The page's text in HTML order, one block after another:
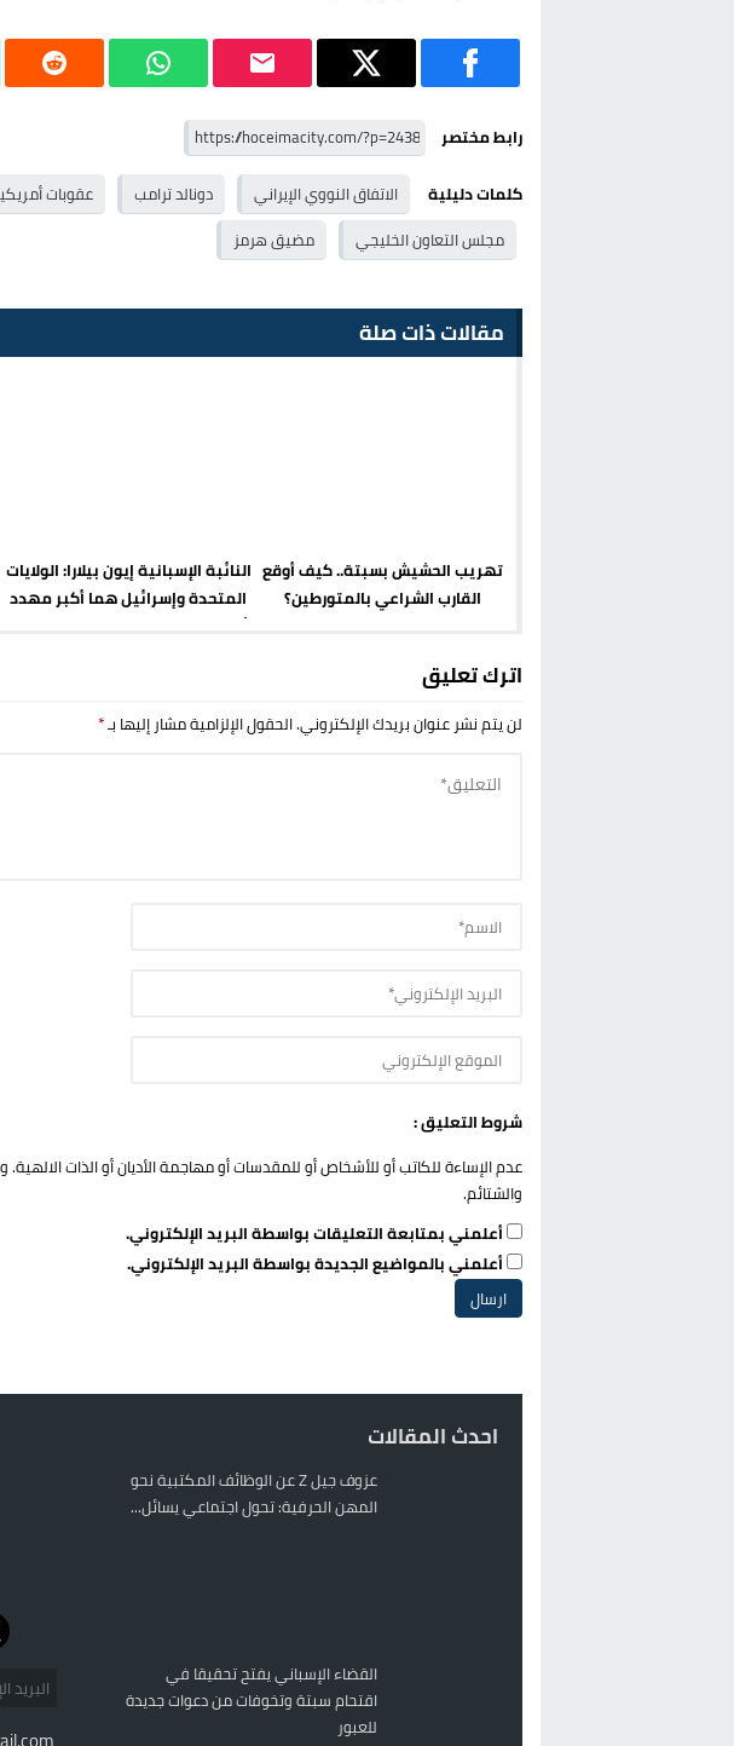
رابط مختصر
كلمات دليلية
الاتفاق النووي الإيراني دونالد ترامب
عقوبات
مجلس التعاون الخليجي
مضيق هرمز
مقالات ذات صلة
تهريب الحشيش بسبتة.. كيف أوقع
القارب الشراعي بالمتورطين؟
النائبة الإسبانية إيون بيلارا: الولايات
المتحدة وإسرائيل هما أكبر مهدد
لأمن البشرية، على إسبانيا الإنسحاب
اترك تعليق
لن يتم نشر عنوان بريدك الإلكتروني.الحقول الإلزامية مشار إليها بـ*
شروط التعليق :
عدم الإساءة للكاتب أو للأشخاص أو للمقدسات أو مهاجمة الأديان أو الذات
والشتائم.
أعلمني بمتابعة التعليقات بواسطة البريد الإلكتروني.
أعلمني بالمواضيع الجديدة بواسطة البريد الإلكتروني.
احدث المقالات
عزوف جيل Z عن الوظائف المكتبية نحو
المهن الحرفية: تحول اجتماعي يسائل...
القضاء الإسباني يفتح تحقيقا في
اقتحام سبتة وتخوفات من دعوات جديدة
للعبور